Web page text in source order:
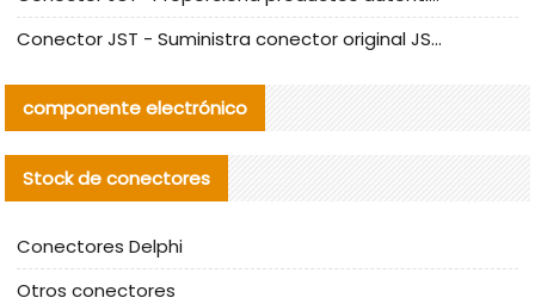
Conector JST - Suministra conector original JST GHR-09V-S | productos alternativos
componente electrónico
Stock de conectores
Conectores Delphi
Otros conectores